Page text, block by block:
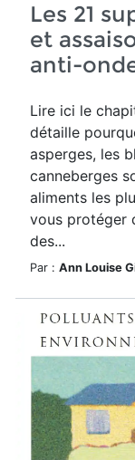
Les 21
et
anti-
Lire ici le
détaille
asperges, les
canneberges
aliments les
vous protéger
des...
Par : Ann Louise